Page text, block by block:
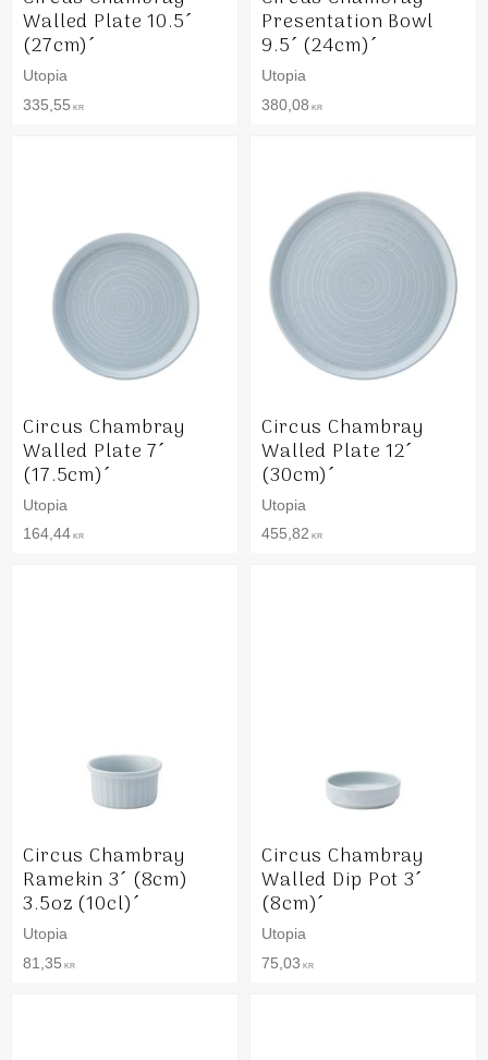
Walled Plate 10.5´
(27cm)´
Utopia
335,55 KR
Presentation Bowl
9.5´ (24cm)´
Utopia
380,08 KR
Circus Chambray
Walled Plate 7´
(17.5cm)´
Utopia
164,44 KR
Circus Chambray
Walled Plate 12´
(30cm)´
Utopia
455,82 KR
Circus Chambray
Ramekin 3´ (8cm)
3.5oz (10cl)´
Utopia
81,35 KR
Circus Chambray
Walled Dip Pot 3´
(8cm)´
Utopia
75,03 KR